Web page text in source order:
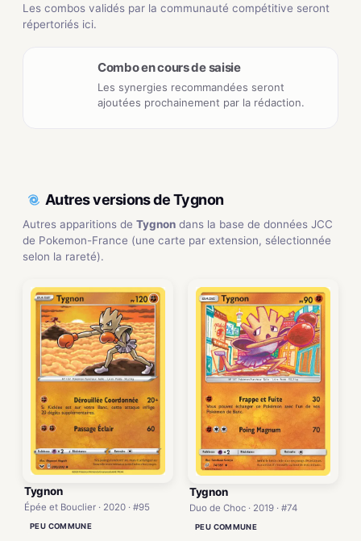
Les combos validés par la communauté compétitive seront
répertoriés ici.
Combo en cours de saisie
Les synergies recommandées seront
ajoutées prochainement par la rédaction.
Autres versions de Tygnon
Autres apparitions de Tygnon dans la base de données JCC
de Pokemon-France (une carte par extension, sélectionnée
selon la rareté).
Tygnon
Épée et Bouclier · 2020 · #95
PEU COMMUNE
Tygnon
Duo de Choc · 2019 · #74
PEU COMMUNE